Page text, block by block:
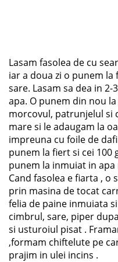
Lasam fasolea de cu
iar a doua zi o punem
sare. Lasam sa dea in
apa. O punem din nou
morcovul, patrunjelul si
mare si le adaugam la
impreuna cu foile de
punem la fiert si cei 100
punem la inmuiat in apa
Cand fasolea e fiarta , o
prin masina de tocat
felia de paine inmuiata
cimbrul, sare, piper
si usturoiul pisat .
,formam chiftelute pe
prajim in ulei incins .